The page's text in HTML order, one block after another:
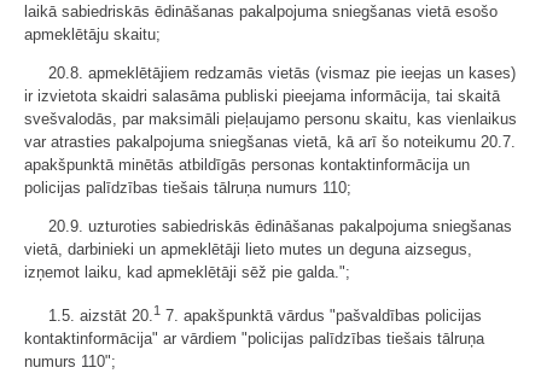
laikā sabiedriskās ēdināšanas pakalpojuma sniegšanas vietā esošo
apmeklētāju skaitu;
20.8. apmeklētājiem redzamās vietās (vismaz pie ieejas un kases)
ir izvietota skaidri salasāma publiski pieejama informācija, tai skaitā
svešvalodās, par maksimāli pieļaujamo personu skaitu, kas vienlaikus
var atrasties pakalpojuma sniegšanas vietā, kā arī šo noteikumu 20.7.
apakšpunktā minētās atbildīgās personas kontaktinformācija un
policijas palīdzības tiešais tālruņa numurs 110;
20.9. uzturoties sabiedriskās ēdināšanas pakalpojuma sniegšanas
vietā, darbinieki un apmeklētāji lieto mutes un deguna aizsegus,
izņemot laiku, kad apmeklētāji sēž pie galda.";
1.5. aizstāt 20.1 7. apakšpunktā vārdus "pašvaldības policijas
kontaktinformācija" ar vārdiem "policijas palīdzības tiešais tālruņa
numurs 110";